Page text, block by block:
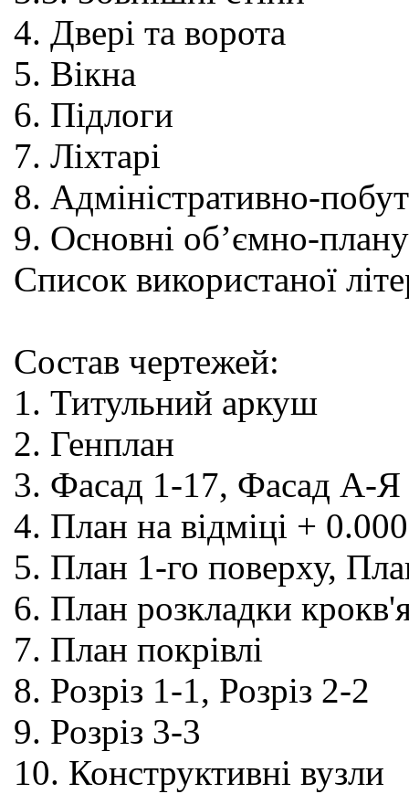
4. Двері та ворота
5. Вікна
6. Підлоги
7. Ліхтарі
8. Адміністративно-
9. Основні об’ємно-
Список використаної
Состав чертежей:
1. Титульний аркуш
2. Генплан
3. Фасад 1-17, Фасад А-Я
4. План на відміці +
5. План 1-го поверху,
6. План розкладки
7. План покрівлі
8. Розріз 1-1, Розріз 2-2
9. Розріз 3-3
10. Конструктивні вузли